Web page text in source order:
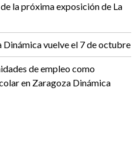
la próxima exposición de La
Dinámica vuelve el 7 de octubre
de empleo como
en Zaragoza Dinámica